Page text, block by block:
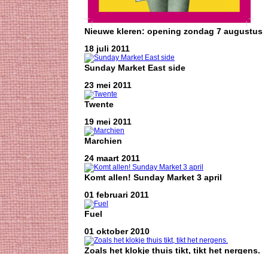
Nieuwe kleren: opening zondag 7 augustus
18 juli 2011
Sunday Market East side
23 mei 2011
Twente
19 mei 2011
Marchien
24 maart 2011
Komt allen! Sunday Market 3 april
01 februari 2011
Fuel
01 oktober 2010
Zoals het klokje thuis tikt, tikt het nergens.